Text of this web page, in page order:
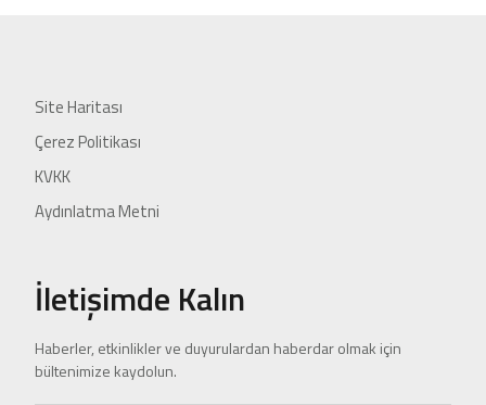
Site Haritası
Çerez Politikası
KVKK
Aydınlatma Metni
İletişimde Kalın
Haberler, etkinlikler ve duyurulardan haberdar olmak için
bültenimize kaydolun.